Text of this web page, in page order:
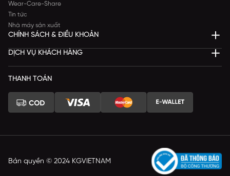
Wear-Care-Share
Tin tức
Nhà máy sản xuất
CHÍNH SÁCH & ĐIỀU KHOẢN
DỊCH VỤ KHÁCH HÀNG
THANH TOÁN
Bản quyền © 2024 KGVIETNAM